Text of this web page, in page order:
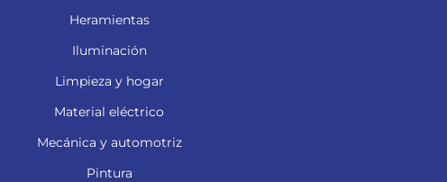
Heramientas
Iluminación
Limpieza y hogar
Material eléctrico
Mecánica y automotriz
Pintura